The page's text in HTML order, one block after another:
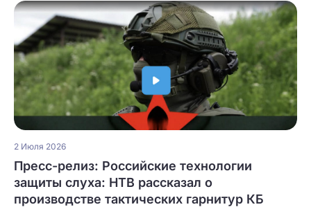
2 Июля 2026
Пресс-релиз: Российские технологии
защиты слуха: НТВ рассказал о
производстве тактических гарнитур КБ